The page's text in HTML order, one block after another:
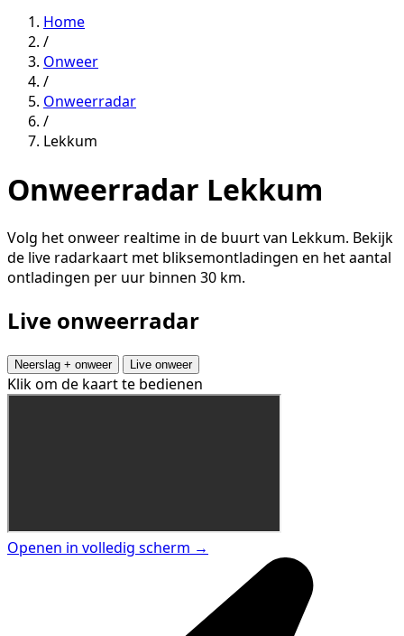
Home
/
Onweer
/
Onweerradar
/
Lekkum
Onweerradar Lekkum
Volg het onweer realtime in de buurt van Lekkum. Bekijk
de live radarkaart met bliksemontladingen en het aantal
ontladingen per uur binnen 30 km.
Live onweerradar
Neerslag + onweer Live onweer
Klik om de kaart te bedienen
Openen in volledig scherm →